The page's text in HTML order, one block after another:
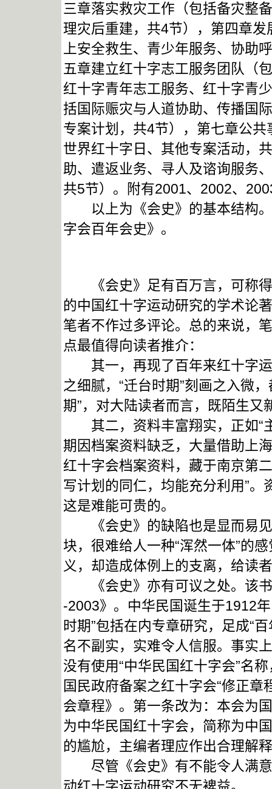
三章落实救灾工作（包括备灾整
理灾后重建，共4节），第四章
上安全救生、青少年服务、协助
五章建立红十字志工服务团队（
红十字青年志工服务、红十字青
括国际赈灾与人道协助、传播国
专案计划，共4节），第七章公
世界红十字日、其他专案活动，
助、遣返业务、寻人及谘询服务
共5节）。附有2001、2002、
以上为《会史》的基本结构。
字会百年会史》。
《会史》足有百万言，可称得
的中国红十字运动研究的学术论
笔者不作过多评论。总的来说，
点最值得向读者推介：
其一，再现了百年来红十字运
之细腻，“迁台时期”刻画之入微
期”，对大陆读者而言，既陌生
其二，资料丰富翔实，正如“
期因档案资料缺乏，大量借助上
红十字会档案资料，藏于南京第
写计划的同仁，均能充分利用”
这是难能可贵的。
《会史》的缺陷也是显而易见
块，很难给人一种“浑然一体”的
义，却造成体例上的支离，给读
《会史》亦有可议之处。该书
-2003》。中华民国诞生于
时期”包括在内专章研究，足成“
名不副实，实难令人信服。事实
没有使用“中华民国红十字会”名
国民政府备案之红十字会“修正章
会章程》。第一条改为：本会为
为中华民国红十字会，简称为中
的尴尬，主编者理应作出合理解
尽管《会史》有不能令人满意